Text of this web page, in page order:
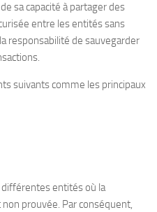
sa capacité à partager des
entre les entités sans
responsabilité de sauvegarder
suivants comme les principaux
différentes entités où la
prouvée. Par conséquent,